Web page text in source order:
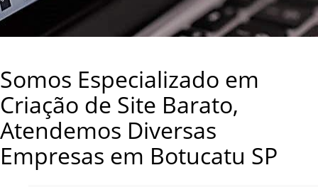
Somos Especializado em
Criação de Site Barato,
Atendemos Diversas
Empresas em Botucatu SP